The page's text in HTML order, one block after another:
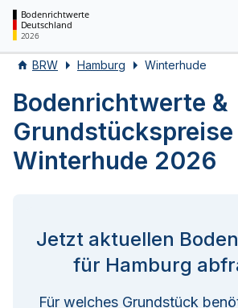
Bodenrichtwerte
Deutschland
2026
BRW Hamburg Winterhude
Bodenrichtwerte &
Grundstückspreise
Winterhude 2026
Jetzt aktuellen
für Hamburg
Für welches Grundstück